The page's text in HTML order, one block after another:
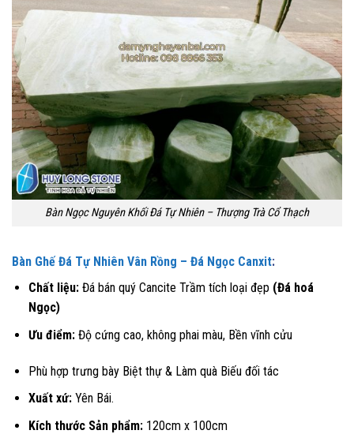
Bàn Ngọc Nguyên Khối Đá Tự Nhiên – Thượng Trà Cổ Thạch
Bàn Ghế Đá Tự Nhiên Vân Rồng – Đá Ngọc Canxit:
Chất liệu:Đá bán quý Cancite Trầm tích loại đẹp (Đá hoá
Ngọc)
Ưu điểm:Độ cứng cao, không phai màu, Bền vĩnh cửu
Phù hợp trưng bày Biệt thự & Làm quà Biếu đối tác
Xuất xứ:Yên Bái.
Kích thước Sản phẩm:120cm x 100cm